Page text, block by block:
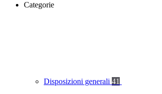
Categorie
Disposizioni generali 41